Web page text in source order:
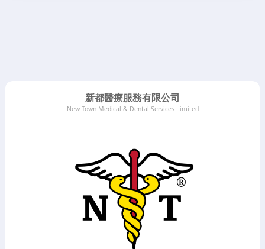
新都醫療服務有限公司
New Town Medical & Dental Services Limited